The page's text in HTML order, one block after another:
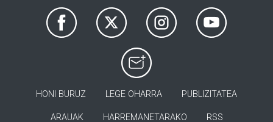
HONI BURUZ LEGE OHARRA PUBLIZITATEA
ARAUAK HARREMANETARAKO RSS